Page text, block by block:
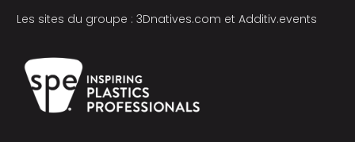
Les sites du groupe : 3Dnatives.com et Additiv.events